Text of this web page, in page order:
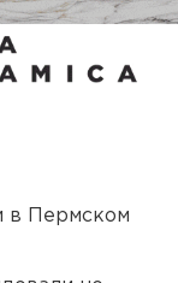
в Пермском